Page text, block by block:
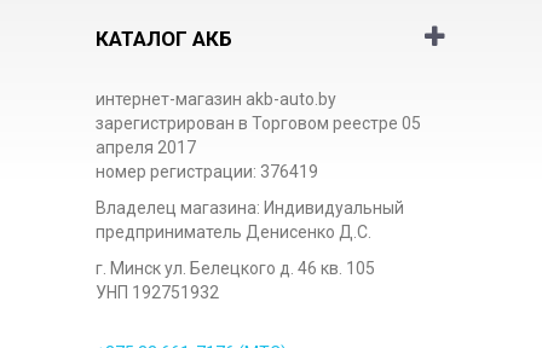
КАТАЛОГ АКБ
интернет-магазин akb-auto.by
зарегистрирован в Торговом реестре 05
апреля 2017
номер регистрации: 376419
Владелец магазина: Индивидуальный
предприниматель Денисенко Д.С.
г. Минск ул. Белецкого д. 46 кв. 105
УНП 192751932